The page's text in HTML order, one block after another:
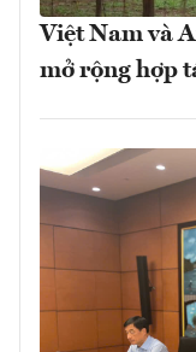
Việt Nam và
mở rộng hợp